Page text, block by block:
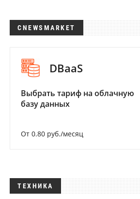
CNEWSMARKET
DBaaS
Выбрать тариф на облачную
базу данных
От 0.80 руб./месяц
ТЕХНИКА